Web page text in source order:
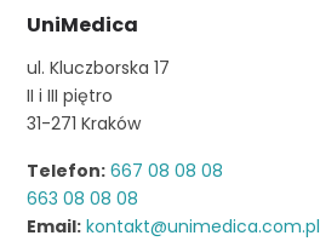
UniMedica
ul. Kluczborska 17
II i III piętro
31-271 Kraków
Telefon: 667 08 08 08
663 08 08 08
Email: kontakt@unimedica.com.pl